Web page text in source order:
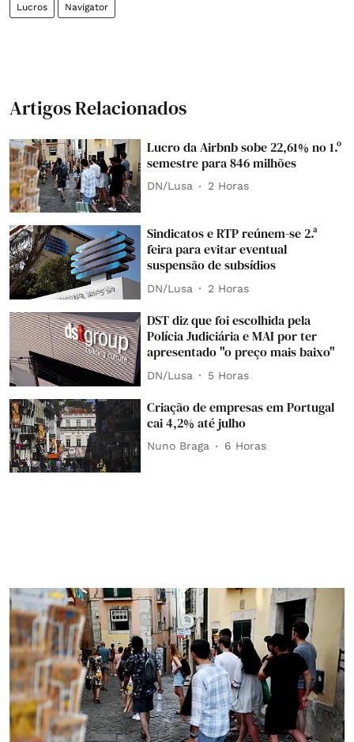
Lucros Navigator
Artigos Relacionados
Lucro da Airbnb sobe 22,61% no 1.º
semestre para 846 milhões
DN/Lusa 2 Horas
Sindicatos e RTP reúnem-se 2.ª
feira para evitar eventual
suspensão de subsídios
DN/Lusa 2 Horas
DST diz que foi escolhida pela
Polícia Judiciária e MAI por ter
apresentado "o preço mais baixo"
DN/Lusa 5 Horas
Criação de empresas em Portugal
cai 4,2% até julho
Nuno Braga 6 Horas